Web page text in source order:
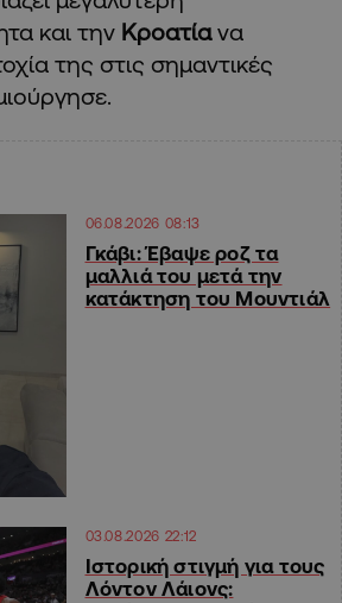
και την Κροατίανα
της στις σημαντικές
06.08.2026 08:13
Γκάβι: Έβαψε ροζ τα
μαλλιά του μετά την
κατάκτηση του Μουντιάλ
03.08.2026 22:12
Ιστορική στιγμή για τους
Λόντον Λάιονς: